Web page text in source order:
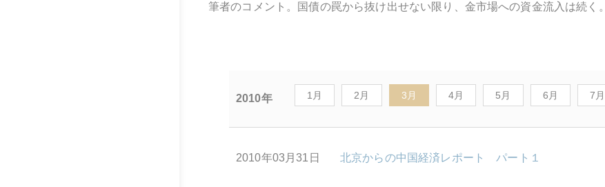
筆者のコメント。国債の罠から抜け出せない限り、金市場への資金流入は続く。
2010年 1月 2月 3月 4月 5月 6月 7月
2010年03月31日 北京からの中国経済レポート パート１